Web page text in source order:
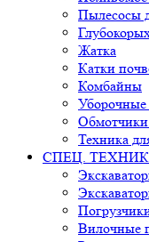
Пылесосы
Жатка
Катки
Комбайны
Обмотчики
Техника
СПЕЦ.
Вилочные